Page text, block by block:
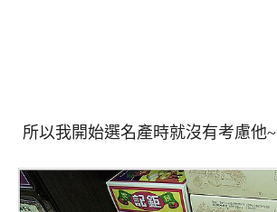
所以我開始選名產時就沒有考慮他~